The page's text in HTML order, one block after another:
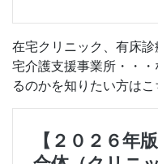
在宅クリニック、有床
宅介護支援事業所・・
るのかを知りたい方は